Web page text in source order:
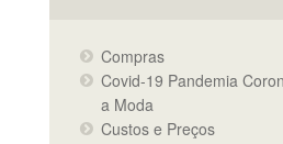
Compras
Covid-19 Pandemia
a Moda
Custos e Preços